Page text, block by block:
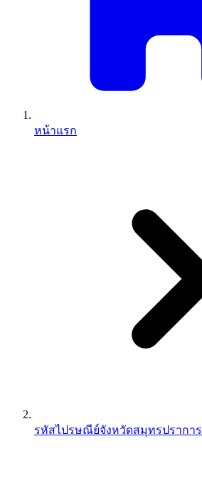
หน้าแรก
รหัสไปรษณีย์จังหวัดสมุทรปราการ